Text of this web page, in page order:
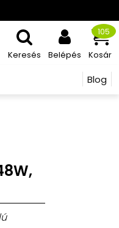
Keresés Belépés Kosár
105
Blog